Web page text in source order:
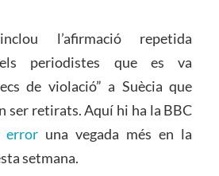
l’afirmació repetida
periodistes que es va
de violació” a Suècia que
ser retirats. Aquí hi ha la BBC
erroruna vegada més en la
setmana.